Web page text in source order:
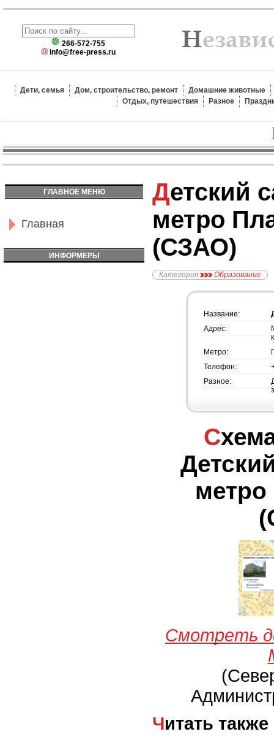
266-572-755
info@free-press.ru
Дети, семья Дом, строительство, ремонт
Домашние животные
Отдых, путешествия
Разное
ГЛАВНОЕ МЕНЮ
Главная
ИНФОРМЕРЫ
Детский сад №2319,
метро
(СЗАО)
Категория Образование
Название:
Адрес:
Метро:
Телефон:
Разное:
Схема проезда -
Смотреть
Читать также